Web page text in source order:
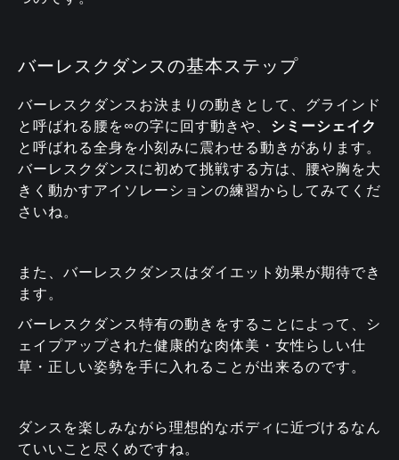
バーレスクダンスの基本ステップ
バーレスクダンスお決まりの動きとして、グラインド
と呼ばれる腰を∞の字に回す動きや、 シミーシェイク
と呼ばれる全身を小刻みに震わせる動きがあります。
バーレスクダンスに初めて挑戦する方は、腰や胸を大
きく動かすアイソレーションの練習からしてみてくだ
さいね。
また、バーレスクダンスはダイエット効果が期待でき
ます。
バーレスクダンス特有の動きをすることによって、シ
ェイプアップされた健康的な肉体美・女性らしい仕
草・正しい姿勢を手に入れることが出来るのです。
ダンスを楽しみながら理想的なボディに近づけるなん
ていいこと尽くめですね。